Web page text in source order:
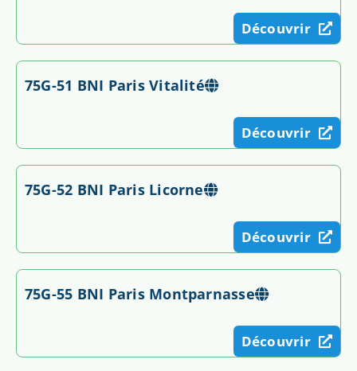
Découvrir
75G-51 BNI Paris Vitalité
Découvrir
75G-52 BNI Paris Licorne
Découvrir
75G-55 BNI Paris Montparnasse
Découvrir